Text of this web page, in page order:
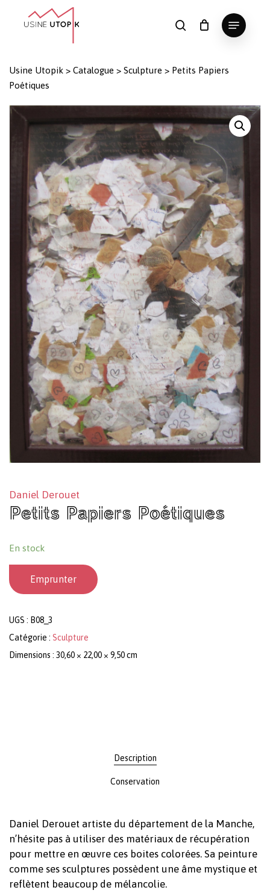
search
Menu
Panier Fermer
le
Usine Utopik > Catalogue > Sculpture > Petits Papiers
Poétiques
Daniel Derouet
Petits Papiers Poétiques
En stock
Emprunter
UGS : B08_3
Catégorie : Sculpture
Dimensions : 30,60 × 22,00 × 9,50 cm
Description
Conservation
Daniel Derouet artiste du département de la Manche,
n’hésite pas à utiliser des matériaux de récupération
pour mettre en œuvre ces boites colorées. Sa peinture
comme ses sculptures possèdent une âme mystique et
reflètent beaucoup de mélancolie.
Close